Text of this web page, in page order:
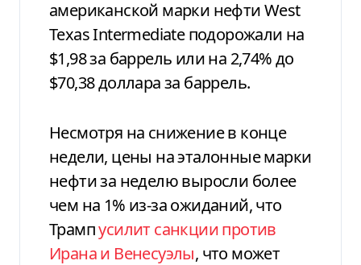
американской марки нефти West
Texas Intermediate подорожали на
$1,98 за баррель или на 2,74% до
$70,38 доллара за баррель.
Несмотря на снижение в конце
недели, цены на эталонные марки
нефти за неделю выросли более
чем на 1% из-за ожиданий, что
Трампусилит санкции против
Ирана и Венесуэлы, что может